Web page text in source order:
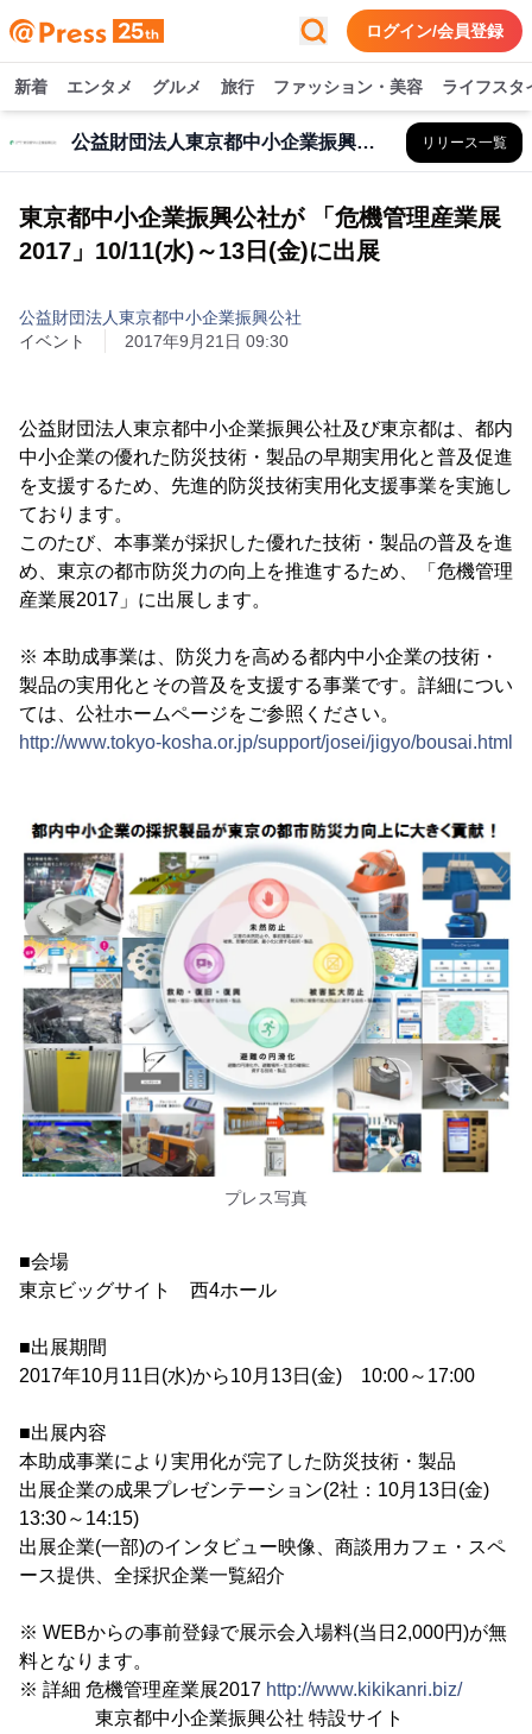
ログイン/会員登録
新着 エンタメ グルメ 旅行 ファッション・美容 ライフスタ
公益財団法人東京都中小企業振興公社 リリース一覧
東京都中小企業振興公社が 「危機管理産業展
2017」10/11(水)～13日(金)に出展
公益財団法人東京都中小企業振興公社
イベント
2017年9月21日 09:30
公益財団法人東京都中小企業振興公社及び東京都は、都内
中小企業の優れた防災技術・製品の早期実用化と普及促進
を支援するため、先進的防災技術実用化支援事業を実施し
ております。
このたび、本事業が採択した優れた技術・製品の普及を進
め、東京の都市防災力の向上を推進するため、「危機管理
産業展2017」に出展します。
※ 本助成事業は、防災力を高める都内中小企業の技術・
製品の実用化とその普及を支援する事業です。詳細につい
ては、公社ホームページをご参照ください。
http://www.tokyo-kosha.or.jp/support/josei/jigyo/bousai.html
プレス写真
■会場
東京ビッグサイト 西4ホール
■出展期間
2017年10月11日(水)から10月13日(金) 10:00～17:00
■出展内容
本助成事業により実用化が完了した防災技術・製品
出展企業の成果プレゼンテーション(2社：10月13日(金)
13:30～14:15)
出展企業(一部)のインタビュー映像、商談用カフェ・スペ
ース提供、全採択企業一覧紹介
※ WEBからの事前登録で展示会入場料(当日2,000円)が無
料となります。
※ 詳細 危機管理産業展2017 http://www.kikikanri.biz/
東京都中小企業振興公社 特設サイト